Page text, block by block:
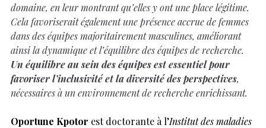
domaine, en leur montrant qu’elles y ont une place légitime.
Cela favoriserait également une présence accrue de femmes
dans des équipes majoritairement masculines, améliorant
ainsi la dynamique et l’équilibre des équipes de recherche.
Un équilibre au sein des équipes est essentiel pour
favoriser l’inclusivité et la diversité des perspectives,
nécessaires à un environnement de recherche enrichissant.
Oportune Kpotor est doctorante à l’Institut des maladies